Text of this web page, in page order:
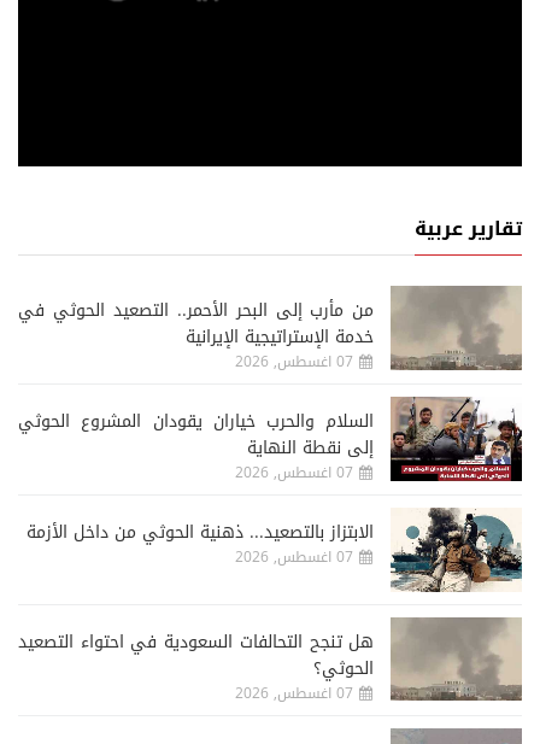
تقارير عربية
من مأرب إلى البحر الأحمر.. التصعيد الحوثي في
خدمة الإستراتيجية الإيرانية
07 اغسطس, 2026
السلام والحرب خياران يقودان المشروع الحوثي
إلى نقطة النهاية
07 اغسطس, 2026
الابتزاز بالتصعيد... ذهنية الحوثي من داخل الأزمة
07 اغسطس, 2026
هل تنجح التحالفات السعودية في احتواء التصعيد
الحوثي؟
07 اغسطس, 2026